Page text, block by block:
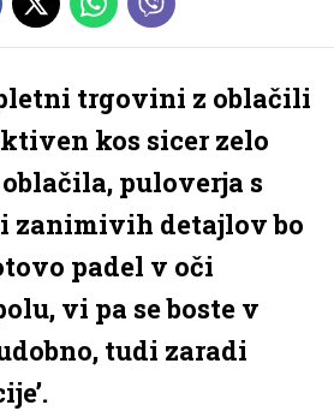
trgovini z oblačili
kos sicer zelo
puloverja s
zanimivih detajlov bo
padel v oči
vi pa se boste v
tudi zaradi